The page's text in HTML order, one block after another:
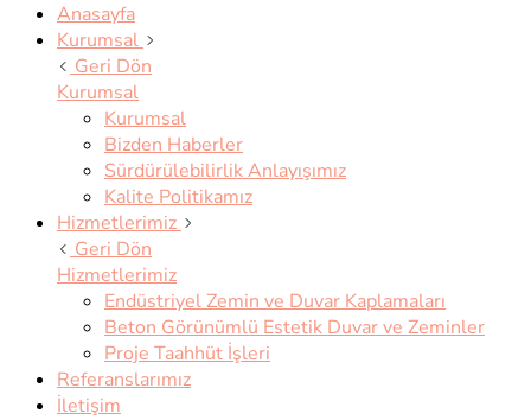
Anasayfa
Kurumsal
Geri Dön
Kurumsal
Kurumsal
Bizden Haberler
Sürdürülebilirlik Anlayışımız
Kalite Politikamız
Hizmetlerimiz
Geri Dön
Hizmetlerimiz
Endüstriyel Zemin ve Duvar Kaplamaları
Beton Görünümlü Estetik Duvar ve Zeminler
Proje Taahhüt İşleri
Referanslarımız
İletişim